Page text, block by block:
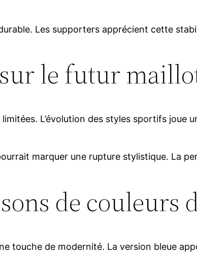
Les supporters apprécient cette
le futur
L’évolution des styles sportifs joue
marquer une rupture stylistique. La
de
touche de modernité. La version bleue